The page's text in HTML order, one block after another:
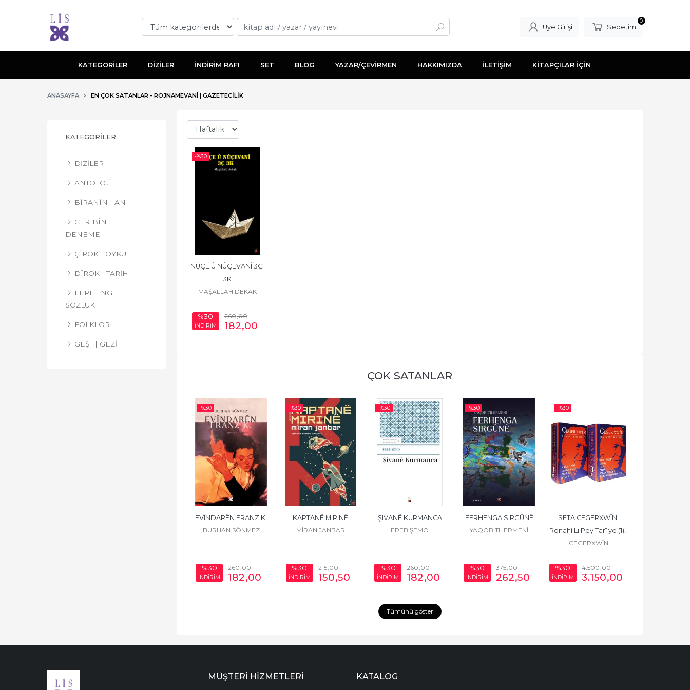
Üye Girişi Sepetim
0
KATEGORİLER DİZİLER İNDİRİM RAFI SET BLOG YAZAR/ÇEVİRMEN HAKKIMIZDA İLETİŞİM KİTAPÇILAR İÇİN
ANASAYFA EN ÇOK SATANLAR - ROJNAMEVANÎ | GAZETECİLİK
KATEGORİLER
DİZİLER
ANTOLOJÎ
BÎRANÎN | ANI
CERIBÎN |
DENEME
ÇÎROK | ÖYKÜ
DÎROK | TARİH
FERHENG |
SÖZLÜK
FOLKLOR
GEŞT | GEZİ
-%30
NÛÇE Û NÛÇEVANÎ 3Ç
3K
MAŞALLAH DEKAK
%30
İNDİRİM
260,00
182,00
ÇOK SATANLAR
-%30
EVÎNDARÊN FRANZ K.
BURHAN SÖNMEZ
%30
İNDİRİM
260,00
182,00
-%30
KAPTANÊ MIRINÊ
MÎRAN JANBAR
%30
İNDİRİM
215,00
150,50
-%30
ŞIVANÊ KURMANCA
EREB ŞEMO
%30
İNDİRİM
260,00
182,00
-%30
FERHENGA SIRGÛNÊ
YAQOB TILERMENÎ
%30
İNDİRİM
375,00
262,50
-%30
SETA CEGERXWÎN
Ronahî Li Pey Tarî ye (1),
Ji Min Dil Bir Bi Carek (2)
CEGERXWÎN
%30
İNDİRİM
4.500,00
3.150,00
Tümünü göster
MÜŞTERI HIZMETLERI KATALOG